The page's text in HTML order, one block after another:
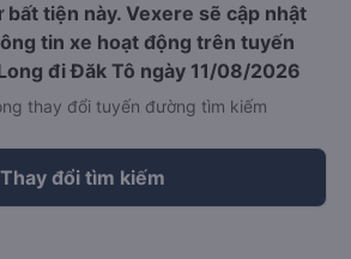
bất tiện này. Vexere sẽ cập nhật
tin xe hoạt động trên tuyến
đi Đăk Tô ngày 11/08/2026
thay đổi tuyến đường tìm kiếm
Thay đổi tìm kiếm